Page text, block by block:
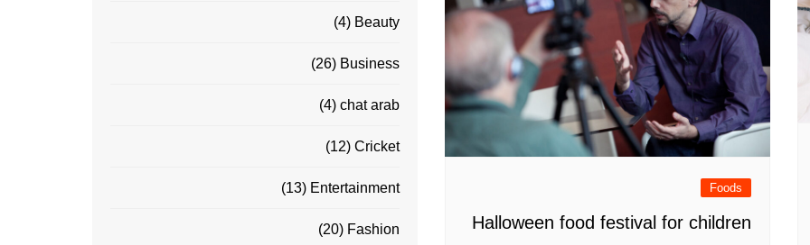
Foods
Halloween food festival for children
Beauty
(4)
Business
(26)
chat arab
(4)
Cricket
(12)
Entertainment
(13)
Fashion
(20)